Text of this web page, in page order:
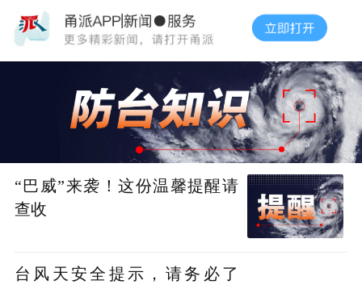
“巴威”来袭！这份温馨提醒请
查收
台风天安全提示，请务必了